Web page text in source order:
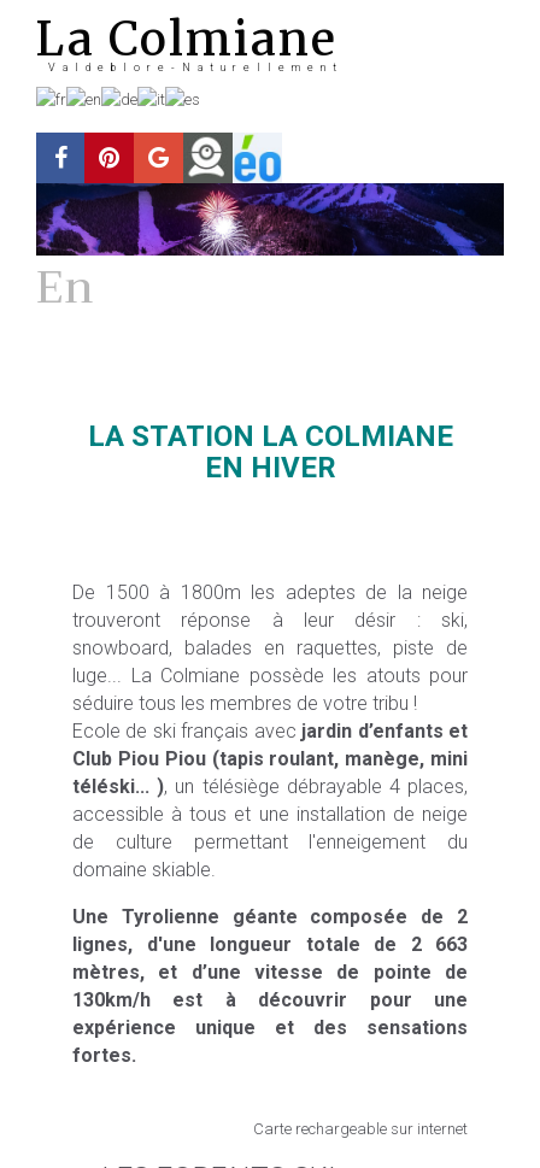
La Colmiane
Valdeblore-Naturellement
En
LA STATION LA COLMIANE
EN HIVER
De 1500 à 1800m les adeptes de la neige
trouveront réponse à leur désir : ski,
snowboard, balades en raquettes, piste de
luge... La Colmiane possède les atouts pour
séduire tous les membres de votre tribu !
Ecole de ski français avec jardin d’enfants et
Club Piou Piou (tapis roulant, manège, mini
téléski... ), un télésiège débrayable 4 places,
accessible à tous et une installation de neige
de culture permettant l'enneigement du
domaine skiable.
Une Tyrolienne géante composée de 2
lignes, d'une longueur totale de 2 663
mètres, et d’une vitesse de pointe de
130km/h est à découvrir pour une
expérience unique et des sensations
fortes.
Carte rechargeable sur internet